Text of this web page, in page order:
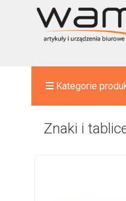
Kategorie
Znaki i